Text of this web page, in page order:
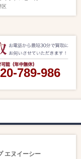
区
789-986
エヌイーシー